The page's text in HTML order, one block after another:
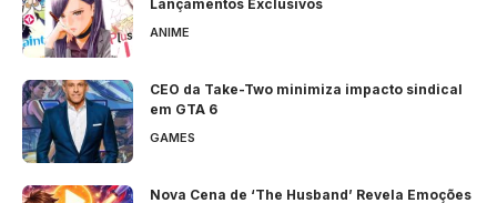
Lançamentos Exclusivos
ANIME
CEO da Take-Two minimiza impacto sindical
em GTA 6
GAMES
Nova Cena de ‘The Husband’ Revela Emoções